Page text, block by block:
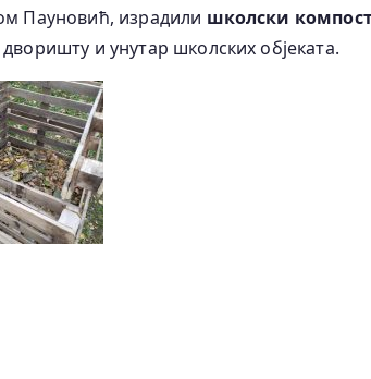
Пауновић, израдили школски
и унутар школских објеката.